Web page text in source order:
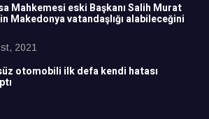
Mahkemesi eski Başkanı Salih Murat
Makedonya vatandaşlığı alabileceğini
2021
otomobili ilk defa kendi hatası